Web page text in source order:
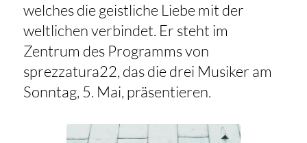
welches die geistliche Liebe mit der
weltlichen verbindet. Er steht im
Zentrum des Programms von
sprezzatura22, das die drei Musiker am
Sonntag, 5. Mai, präsentieren.